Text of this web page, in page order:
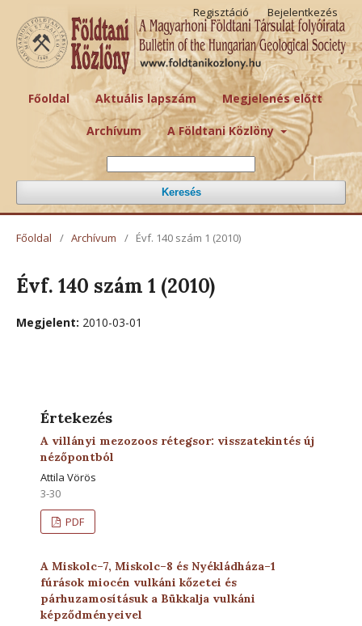
Főoldal Aktuális lapszám Megjelenés előtt
Archívum A Földtani Közlöny
Keresés
Regisztáció Bejelentkezés
Főoldal / Archívum / Évf. 140 szám 1 (2010)
Évf. 140 szám 1 (2010)
Megjelent: 2010-03-01
Értekezés
A villányi mezozoos rétegsor: visszatekintés új
nézőpontból
Attila Vörös
3-30
PDF
A Miskolc–7, Miskolc–8 és Nyékládháza–1
fúrások miocén vulkáni kőzetei és
párhuzamosításuk a Bükkalja vulkáni
képződményeivel